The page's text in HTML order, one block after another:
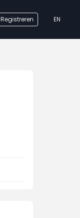
Registreren EN